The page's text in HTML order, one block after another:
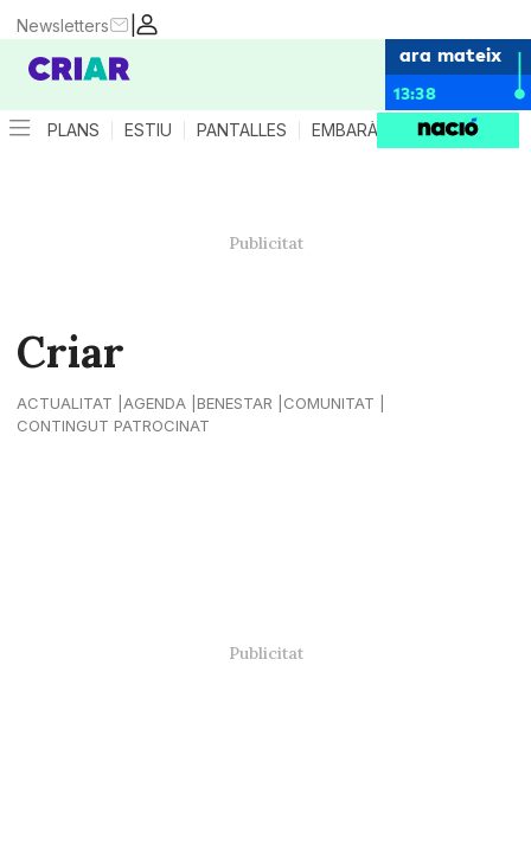
|
Newsletters
ara mateix
13:38
PLANS ESTIU PANTALLES EMBARÀS CRIANÇA
Criar
ACTUALITAT AGENDA BENESTAR
COMUNITAT
CONTINGUT PATROCINAT